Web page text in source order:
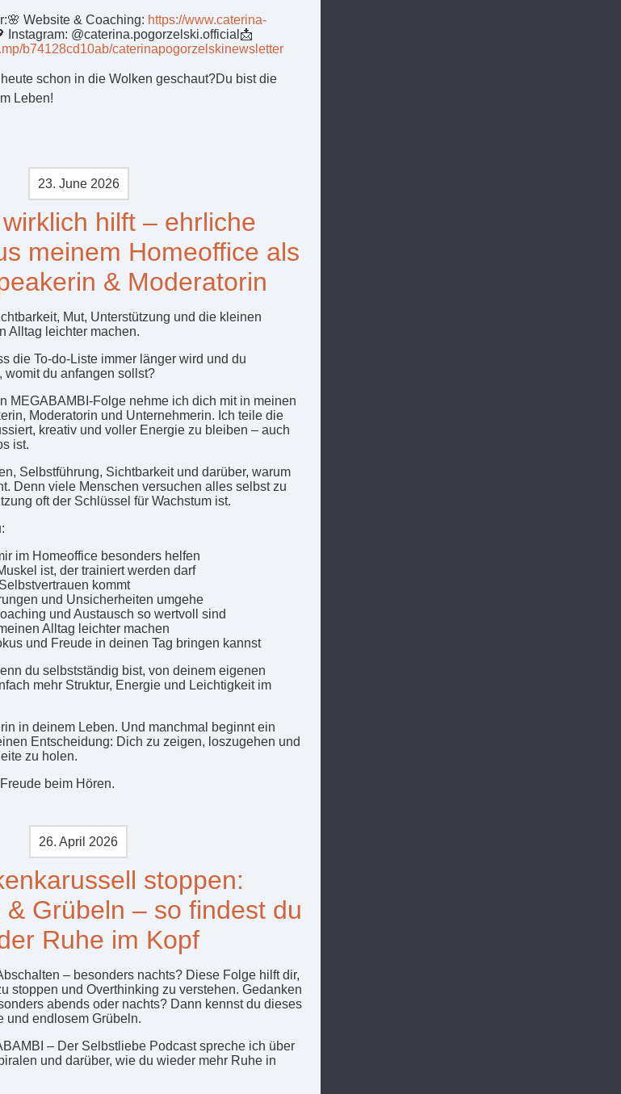
Website & Coaching: https://www.caterina-
Instagram: @caterina.pogorzelski.official📩
b74128cd10ab/caterinapogorzelskinewsletter
schon in die Wolken geschaut?Du bist die
Leben!
23. June 2026
hilft – ehrliche
meinem Homeoffice als
& Moderatorin
Mut, Unterstützung und die kleinen
Alltag leichter machen.
die To-do-Liste immer länger wird und du
womit du anfangen sollst?
MEGABAMBI-Folge nehme ich dich mit in meinen
Moderatorin und Unternehmerin. Ich teile die
kreativ und voller Energie zu bleiben – auch
ist.
Selbstführung, Sichtbarkeit und darüber, warum
Denn viele Menschen versuchen alles selbst zu
oft der Schlüssel für Wachstum ist.
im Homeoffice besonders helfen
ist, der trainiert werden darf
kommt
und Unsicherheiten umgehe
und Austausch so wertvoll sind
Alltag leichter machen
und Freude in deinen Tag bringen kannst
du selbstständig bist, von deinem eigenen
mehr Struktur, Energie und Leichtigkeit im
in deinem Leben. Und manchmal beginnt ein
Entscheidung: Dich zu zeigen, loszugehen und
zu holen.
beim Hören.
26. April 2026
stoppen:
Grübeln – so findest du
Ruhe im Kopf
– besonders nachts? Diese Folge hilft dir,
stoppen und Overthinking zu verstehen. Gedanken
abends oder nachts? Dann kennst du dieses
und endlosem Grübeln.
– Der Selbstliebe Podcast spreche ich über
und darüber, wie du wieder mehr Ruhe in